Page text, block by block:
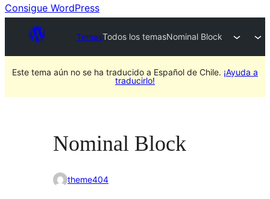
Consigue WordPress
TemasTodos los temasNominal Block
Este tema aún no se ha traducido a Español de Chile. ¡Ayuda a
traducirlo!
Nominal Block
theme404